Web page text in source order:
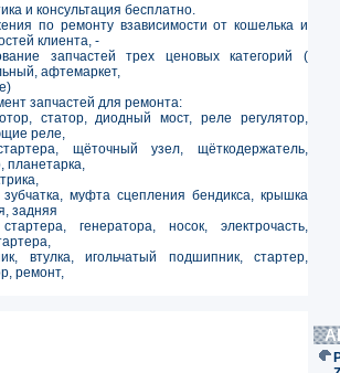
и консультация бесплатно.
по ремонту взависимости от кошелька и
клиента, -
запчастей трех ценовых категорий (
афтемаркет,
запчастей для ремонта:
статор, диодный мост, реле регулятор,
реле,
щёточный узел, щёткодержатель,
планетарка,
зубчатка, муфта сцепления бендикса, крышка
задняя
генератора, носок, электрочасть,
втулка, игольчатый подшипник, стартер,
ремонт,